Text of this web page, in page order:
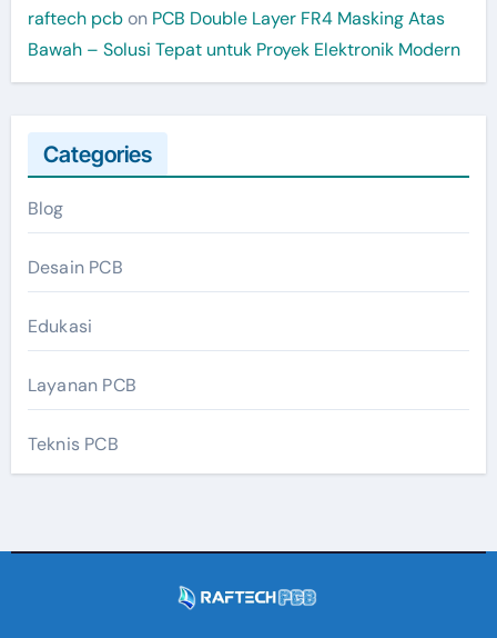
raftech pcbon PCB Double Layer FR4 Masking Atas
Bawah – Solusi Tepat untuk Proyek Elektronik Modern
Categories
Blog
Desain PCB
Edukasi
Layanan PCB
Teknis PCB